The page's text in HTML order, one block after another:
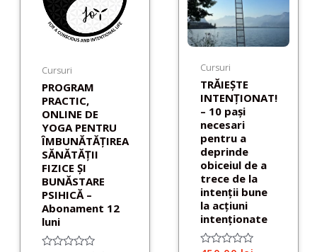
Cursuri
PROGRAM
PRACTIC,
ONLINE DE
YOGA PENTRU
ÎMBUNĂTĂȚIREA
SĂNĂTĂȚII
FIZICE ȘI
BUNĂSTARE
PSIHICĂ –
Abonament 12
luni
Cursuri
TRĂIEȘTE
INTENȚIONAT!
– 10 pași
necesari
pentru a
deprinde
obiceiul de a
trece de la
intenții bune
la acțiuni
intenționate